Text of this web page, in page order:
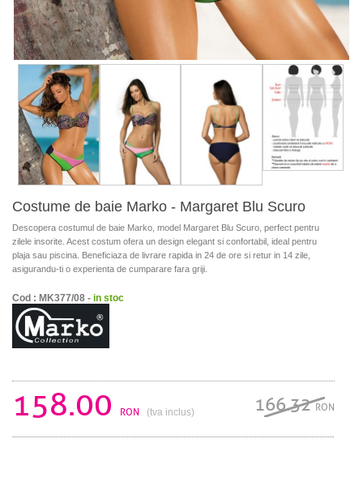
Costume de baie Marko - Margaret Blu Scuro
Descopera costumul de baie Marko, model Margaret Blu Scuro, perfect pentru
zilele insorite. Acest costum ofera un design elegant si confortabil, ideal pentru
plaja sau piscina. Beneficiaza de livrare rapida in 24 de ore si retur in 14 zile,
asigurandu-ti o experienta de cumparare fara griji.
Cod : MK377/08 - in stoc
158.00 RON (tva inclus) 166.32RON